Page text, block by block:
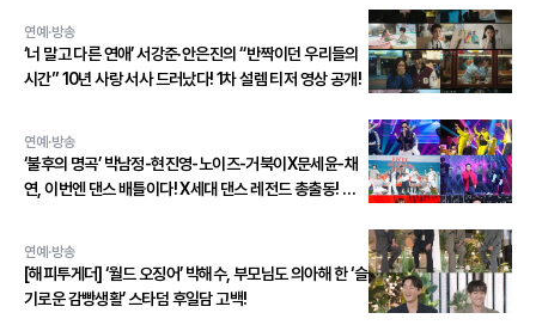
연예·방송
‘너 말고 다른 연애’ 서강준·안은진의 “반짝이던 우리들의
시간” 10년 사랑 서사 드러났다! 1차 설렘 티저 영상 공개!
연예·방송
‘불후의 명곡’ 박남정-현진영-노이즈-거북이X문세윤-채
연, 이번엔 댄스 배틀이다! X세대 댄스 레전드 총출동! 댄
연예·방송
[해피투게더] ‘월드 오징어’ 박해수, 부모님도 의아해 한 ‘슬
기로운 감빵생활’ 스타덤 후일담 고백!